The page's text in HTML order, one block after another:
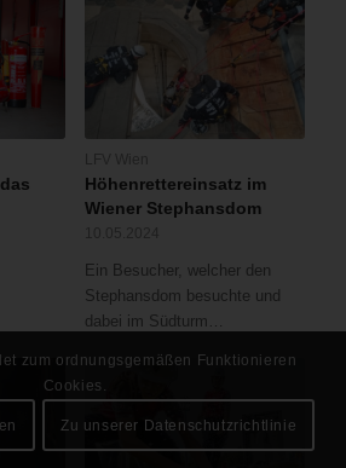
Höhenrettereinsatz im
Wiener Stephansdom
Ein Besucher, welcher den
Stephansdom besuchte und
dabei im Südturm…
zum ordnungsgemäßen Funktionieren
Cookies.
Zu unserer Datenschutzrichtlinie